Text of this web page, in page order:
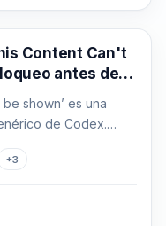
Content Can't
antes de
shown’ es una
de Codex.
+3